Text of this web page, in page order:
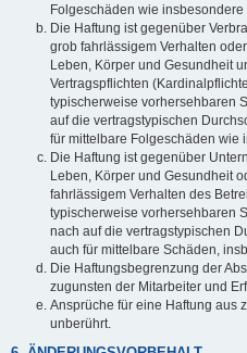
Folgeschäden wie insbesondere
Die Haftung ist gegenüber
grob fahrlässigem Verhalten
Leben, Körper und Gesundheit
Vertragspflichten
typischerweise vorhersehbaren
auf die vertragstypischen
für mittelbare Folgeschäden wie
Die Haftung ist gegenüber
Leben, Körper und Gesundheit
fahrlässigem Verhalten des
typischerweise vorhersehbaren
nach auf die vertragstypischen
auch für mittelbare Schäden,
Die Haftungsbegrenzung der
zugunsten der Mitarbeiter und
Ansprüche für eine Haftung aus
unberührt.